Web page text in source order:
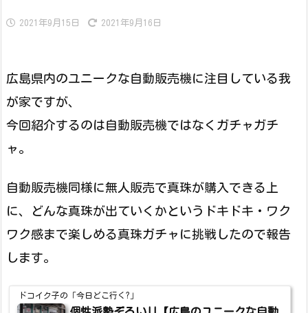
2021年9月15日 2021年9月16日
広島県内のユニークな自動販売機に注目している我
が家ですが、
今回紹介するのは自動販売機ではなくガチャガチ
ャ。
自動販売機同様に無人販売で真珠が購入できる上
に、どんな真珠が出ていくかというドキドキ・ワク
ワク感まで楽しめる真珠ガチャに挑戦したので報告
します。
ドコイク子の「今日どこ行く?」